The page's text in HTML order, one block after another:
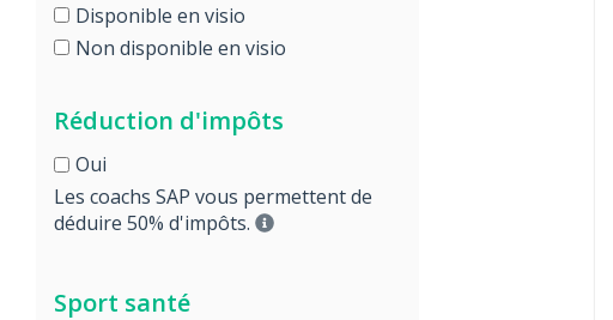
Disponible en visio
Non disponible en visio
Réduction d'impôts
Oui
Les coachs SAP vous permettent de
déduire 50% d'impôts.
Sport santé